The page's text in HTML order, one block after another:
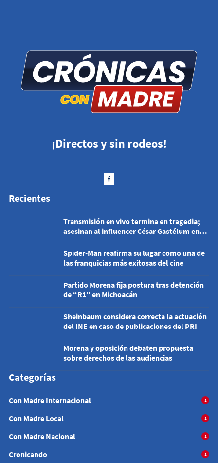
¡Directos y sin rodeos!
Recientes
Transmisión en vivo termina en tragedia;
asesinan al influencer César Gastélum en
Spider-Man reafirma su lugar como una de
las franquicias más exitosas del cine
Partido Morena fija postura tras detención
de “R1” en Michoacán
Sheinbaum considera correcta la actuación
del INE en caso de publicaciones del PRI
Morena y oposición debaten propuesta
sobre derechos de las audiencias
Categorías
Con Madre Internacional 1
Con Madre Local 1
Con Madre Nacional 1
Cronicando 1